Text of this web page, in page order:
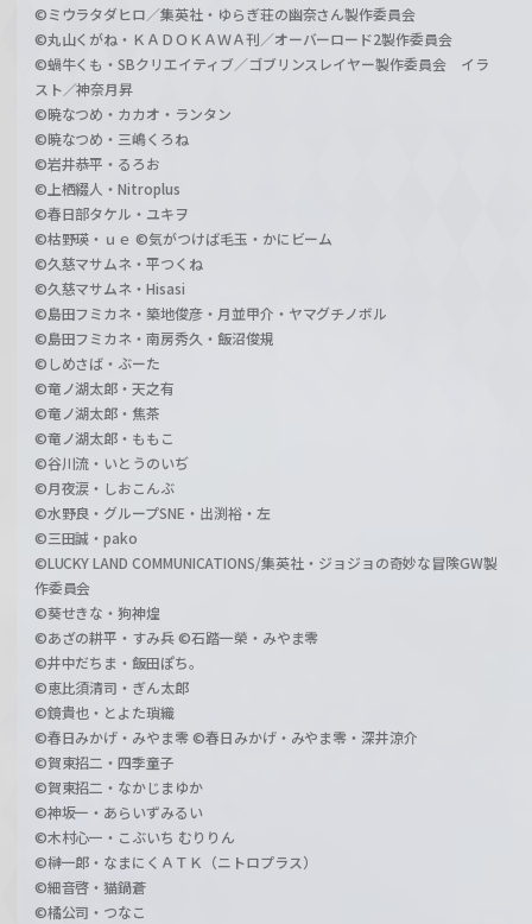
©ミウラタダヒロ／集英社・ゆらぎ荘の幽奈さん製作委員会
©丸山くがね・ＫＡＤＯＫＡＷＡ刊／オーバーロード2製作委員会
©蝸牛くも・SBクリエイティブ／ゴブリンスレイヤー製作委員会 イラ
スト／神奈月昇
©暁なつめ・カカオ・ランタン
©暁なつめ・三嶋くろね
©岩井恭平・るろお
©上栖綴人・Nitroplus
©春日部タケル・ユキヲ
©枯野瑛・ｕｅ ©気がつけば毛玉・かにビーム
©久慈マサムネ・平つくね
©久慈マサムネ・Hisasi
©島田フミカネ・築地俊彦・月並甲介・ヤマグチノボル
©島田フミカネ・南房秀久・飯沼俊規
©しめさば・ぶーた
©竜ノ湖太郎・天之有
©竜ノ湖太郎・焦茶
©竜ノ湖太郎・ももこ
©谷川流・いとうのいぢ
©月夜涙・しおこんぶ
©水野良・グループSNE・出渕裕・左
©三田誠・pako
©LUCKY LAND COMMUNICATIONS/集英社・ジョジョの奇妙な冒険GW製
作委員会
©葵せきな・狗神煌
©あざの耕平・すみ兵 ©石踏一榮・みやま零
©井中だちま・飯田ぽち。
©恵比須清司・ぎん太郎
©鏡貴也・とよた瑣織
©春日みかげ・みやま零 ©春日みかげ・みやま零・深井涼介
©賀東招二・四季童子
©賀東招二・なかじまゆか
©神坂一・あらいずみるい
©木村心一・こぶいち むりりん
©榊一郎・なまにくＡＴＫ（ニトロプラス）
©細音啓・猫鍋蒼
©橘公司・つなこ